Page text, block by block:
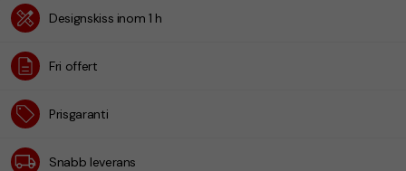
Designskiss inom 1 h
Fri offert
Prisgaranti
Snabb leverans